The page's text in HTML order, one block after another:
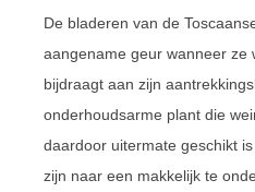
De bladeren van de
aangename geur wanneer ze
bijdraagt aan zijn
onderhoudsarme plant die
daardoor uitermate geschikt
zijn naar een makkelijk te